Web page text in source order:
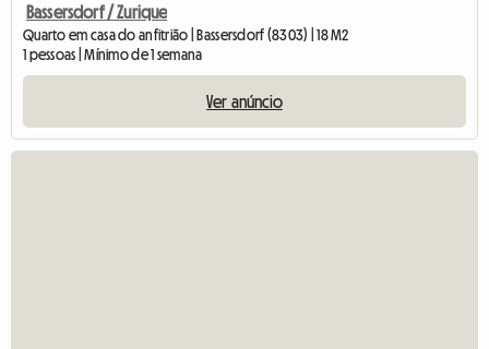
Bassersdorf / Zurique
Quarto em casa do anfitrião | Bassersdorf (8303) | 18 M2
1 pessoas | Mínimo de 1 semana
Ver anúncio